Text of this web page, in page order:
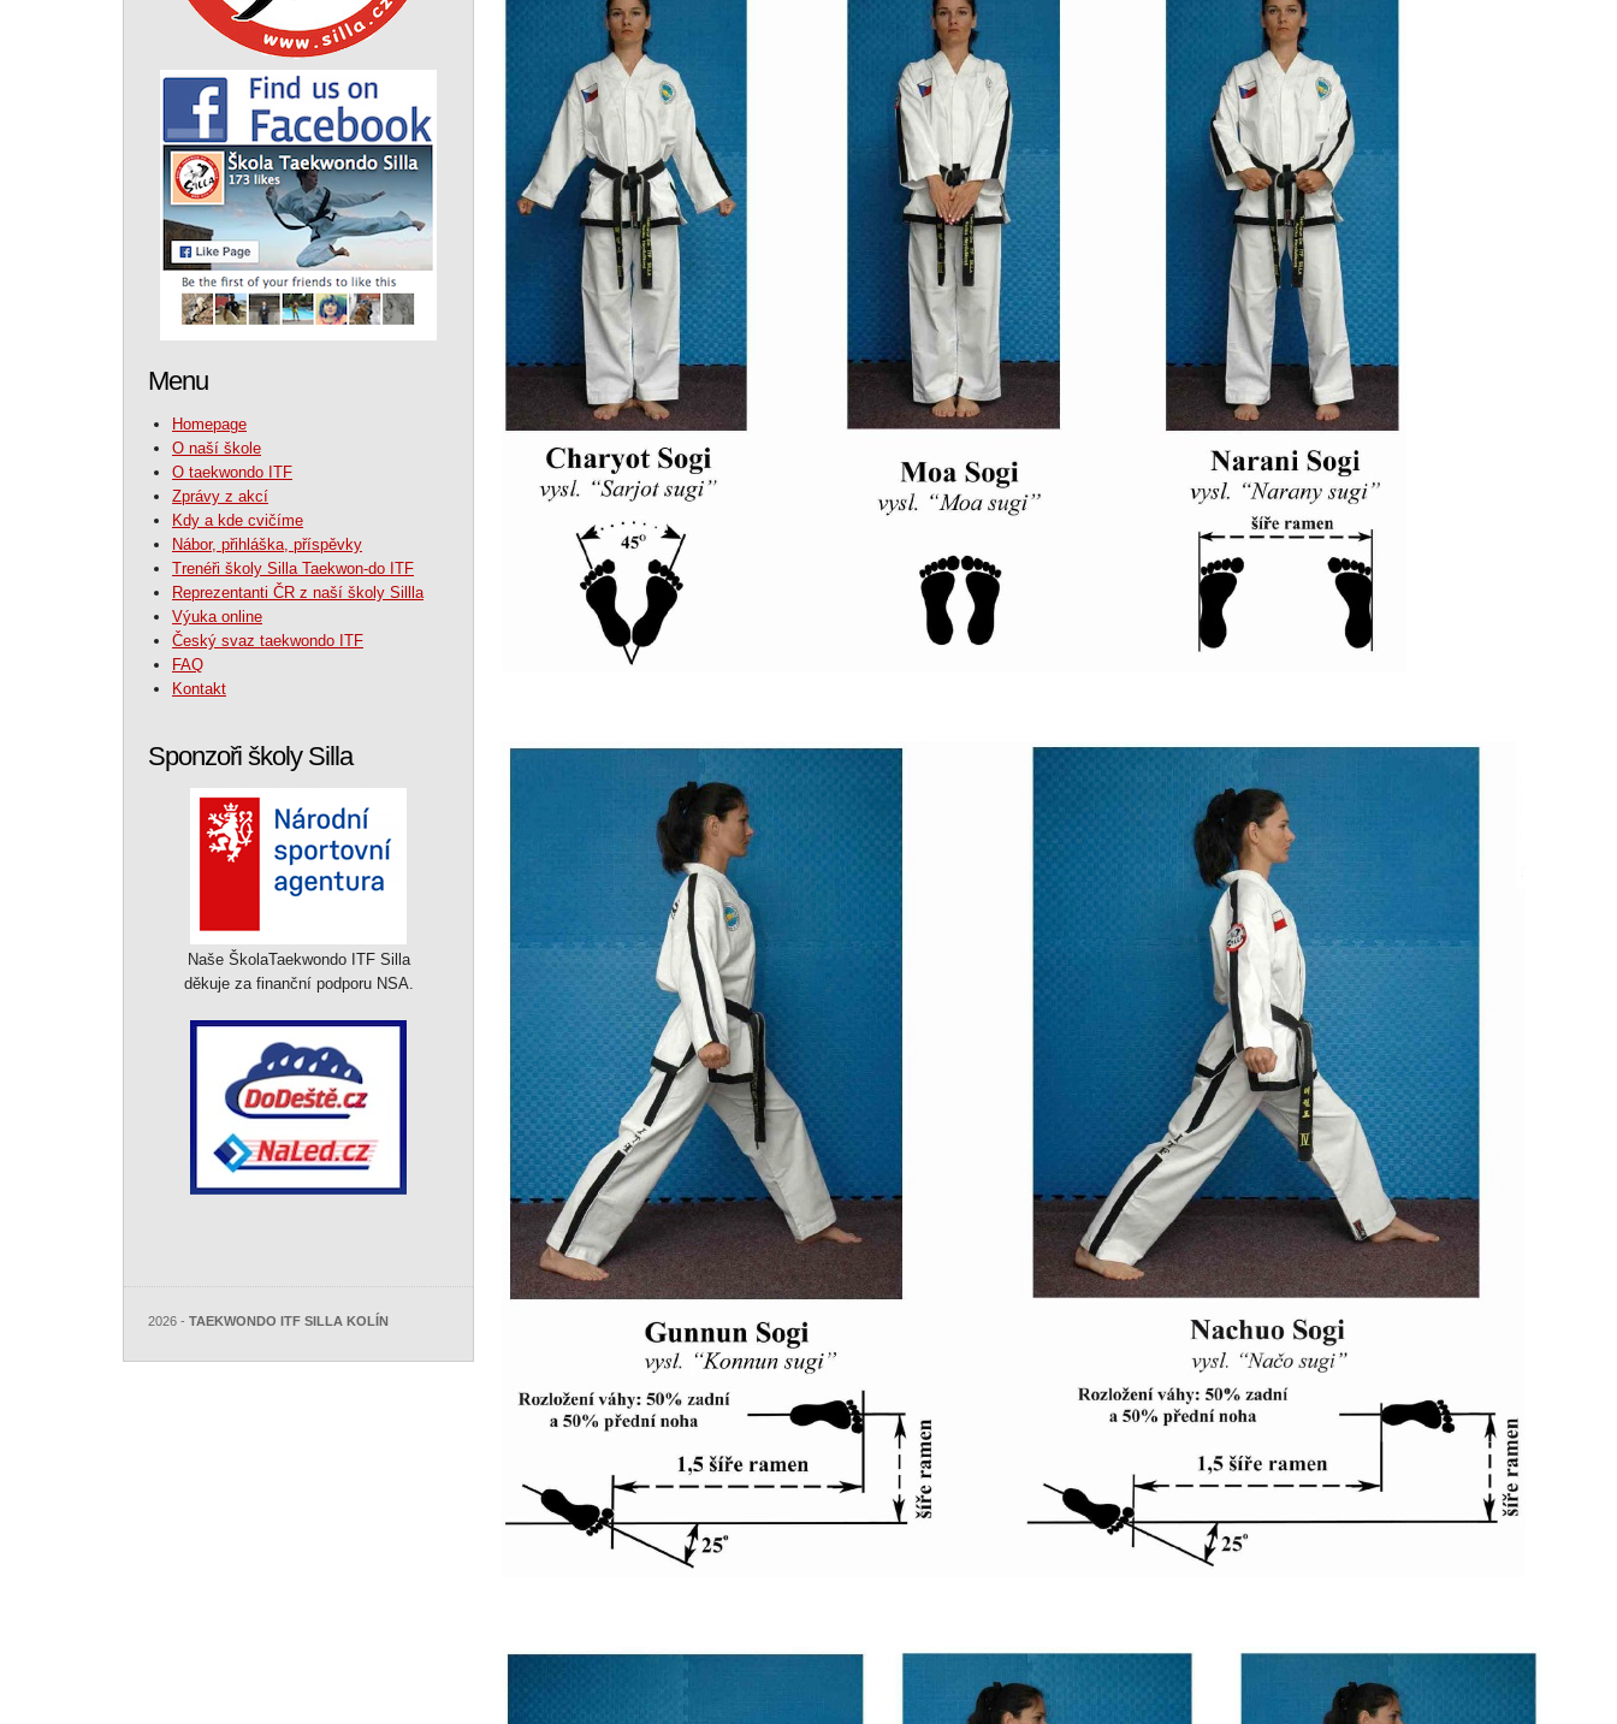
Menu
Homepage
O naší škole
O taekwondo ITF
Zprávy z akcí
Kdy a kde cvičíme
Nábor, přihláška, příspěvky
Trenéři školy Silla Taekwon-do ITF
Reprezentanti ČR z naší školy Sillla
Výuka online
Český svaz taekwondo ITF
FAQ
Kontakt
Sponzoři školy Silla
Naše ŠkolaTaekwondo ITF Silla
děkuje za finanční podporu NSA.
2026 - TAEKWONDO ITF SILLA KOLÍN